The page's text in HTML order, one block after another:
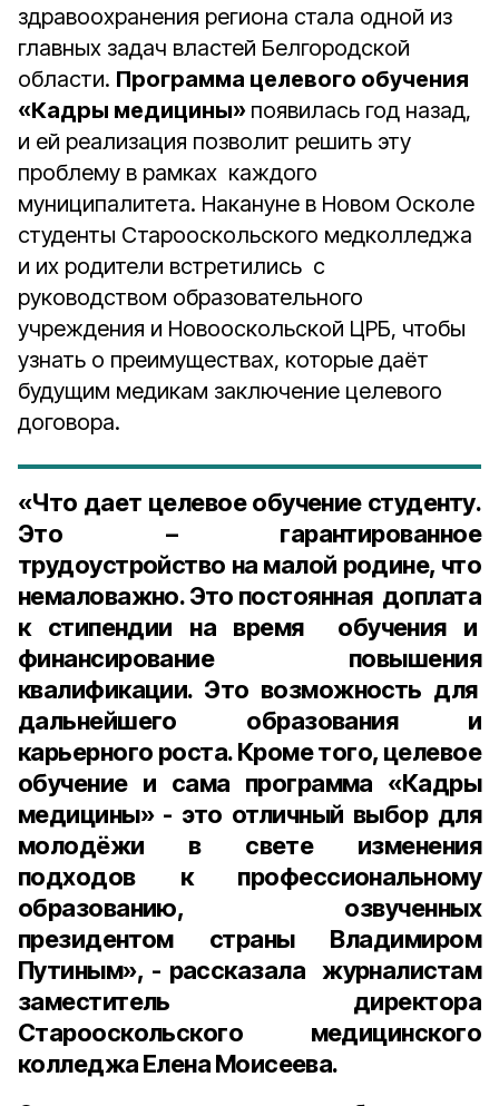
здравоохранения региона стала одной из
главных задач властей Белгородской
области. Программа целевого обучения
«Кадры медицины» появилась год назад,
и ей реализация позволит решить эту
проблему в рамках каждого
муниципалитета. Накануне в Новом Осколе
студенты Старооскольского медколледжа
и их родители встретились с
руководством образовательного
учреждения и Новооскольской ЦРБ, чтобы
узнать о преимуществах, которые даёт
будущим медикам заключение целевого
договора.
«Что дает целевое обучение студенту.
Это – гарантированное
трудоустройство на малой родине, что
немаловажно. Это постоянная доплата
к стипендии на время обучения и
финансирование повышения
квалификации. Это возможность для
дальнейшего образования и
карьерного роста. Кроме того, целевое
обучение и сама программа «Кадры
медицины» - это отличный выбор для
молодёжи в свете изменения
подходов к профессиональному
образованию, озвученных
президентом страны Владимиром
Путиным», - рассказала журналистам
заместитель директора
Старооскольского медицинского
колледжа Елена Моисеева.